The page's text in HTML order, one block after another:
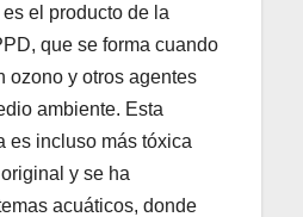
el producto de la
que se forma cuando
ozono y otros agentes
ambiente. Esta
es incluso más tóxica
y se ha
acuáticos, donde